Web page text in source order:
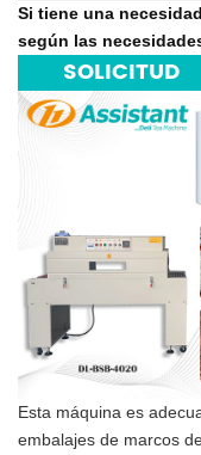
Si tiene una
según las
SOLICITUD
Esta máquina es
embalajes de marcos